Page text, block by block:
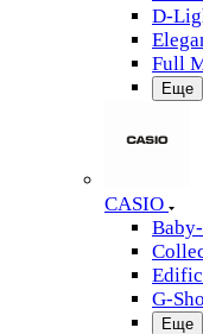
D-
Full
Еще
CASIO
G-
Еще